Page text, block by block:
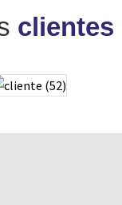
clientes